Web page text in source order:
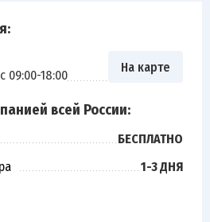
09:00-18:00
На карте
всей России:
БЕСПЛАТНО
1-3 ДНЯ